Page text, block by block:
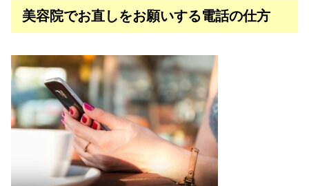
美容院でお直しをお願いする電話の仕方